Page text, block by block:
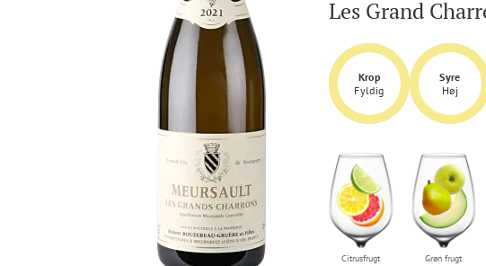
Les Grand
Krop
Fyldig
Syre
Høj
Citrusfrugt Grøn frugt